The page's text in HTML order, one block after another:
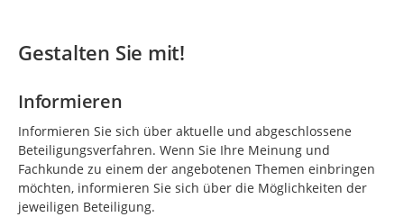
Gestalten Sie mit!
Informieren
Informieren Sie sich über aktuelle und abgeschlossene
Beteiligungsverfahren. Wenn Sie Ihre Meinung und
Fachkunde zu einem der angebotenen Themen einbringen
möchten, informieren Sie sich über die Möglichkeiten der
jeweiligen Beteiligung.